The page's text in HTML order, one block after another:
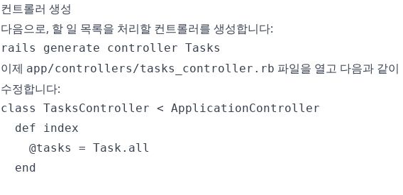
컨트롤러 생성
다음으로, 할 일 목록을 처리할 컨트롤러를 생성합니다:
rails generate controller Tasks
이제 app/controllers/tasks_controller.rb 파일을 열고 다음과 같이
수정합니다:
class TasksController < ApplicationController
  def index
    @tasks = Task.all
  end